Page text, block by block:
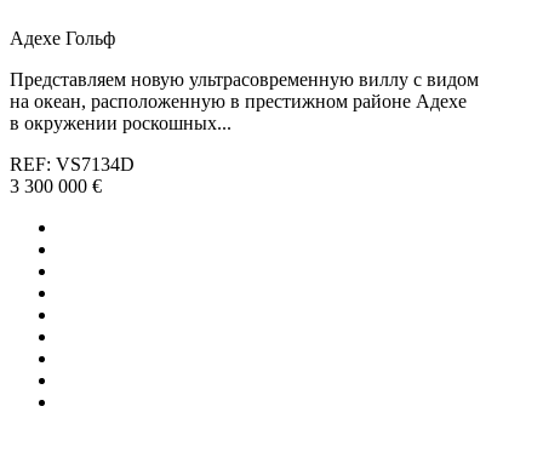
Адехе Гольф
Представляем новую ультрасовременную виллу с видом
на океан, расположенную в престижном районе Адехе
в окружении роскошных...
REF: VS7134D
3 300 000 €